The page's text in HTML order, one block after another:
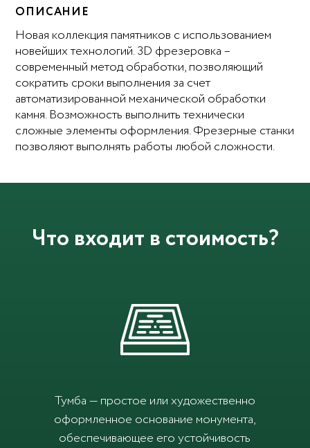
ОПИСАНИЕ
Новая коллекция памятников с использованием
новейших технологий. 3D фрезеровка –
современный метод обработки, позволяющий
сократить сроки выполнения за счет
автоматизированной механической обработки
камня. Возможность выполнить технически
сложные элементы оформления. Фрезерные станки
позволяют выполнять работы любой сложности.
Что входит в стоимость?
Тумба — простое или художественно
оформленное основание монумента,
обеспечивающее его устойчивость